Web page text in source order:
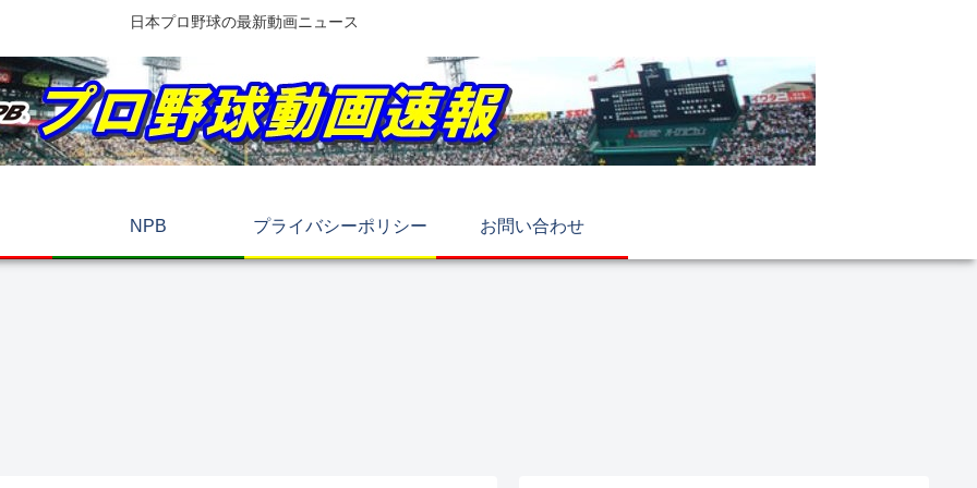
日本プロ野球の最新動画ニュース
NPB プライバシーポリシー お問い合わせ